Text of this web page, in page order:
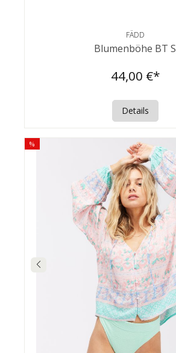
FÄDD
Blumenböhe BT S
44,00 €*
Details
%